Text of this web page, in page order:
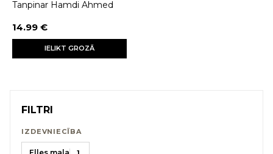
FILTRI
IZDEVNIECĪBA
Tanpinar Hamdi Ahmed
14.99 €
IELIKT GROZĀ